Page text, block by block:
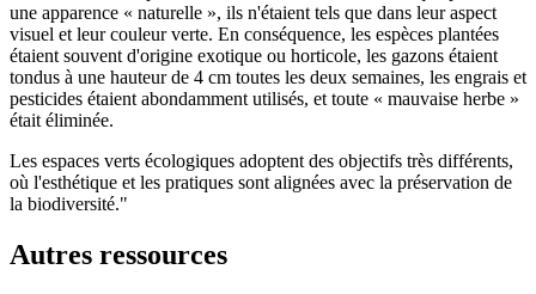
une apparence « naturelle », ils n'étaient tels que dans leur aspect
visuel et leur couleur verte. En conséquence, les espèces plantées
étaient souvent d'origine exotique ou horticole, les gazons étaient
tondus à une hauteur de 4 cm toutes les deux semaines, les engrais et
pesticides étaient abondamment utilisés, et toute « mauvaise herbe »
était éliminée.
Les espaces verts écologiques adoptent des objectifs très différents,
où l'esthétique et les pratiques sont alignées avec la préservation de
la biodiversité."
Autres ressources